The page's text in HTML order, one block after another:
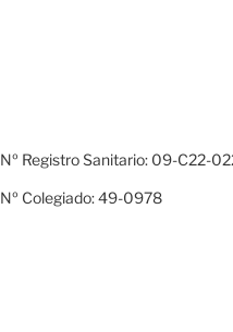
Nº Registro Sanitario: 09-C22-
Nº Colegiado: 49-0978